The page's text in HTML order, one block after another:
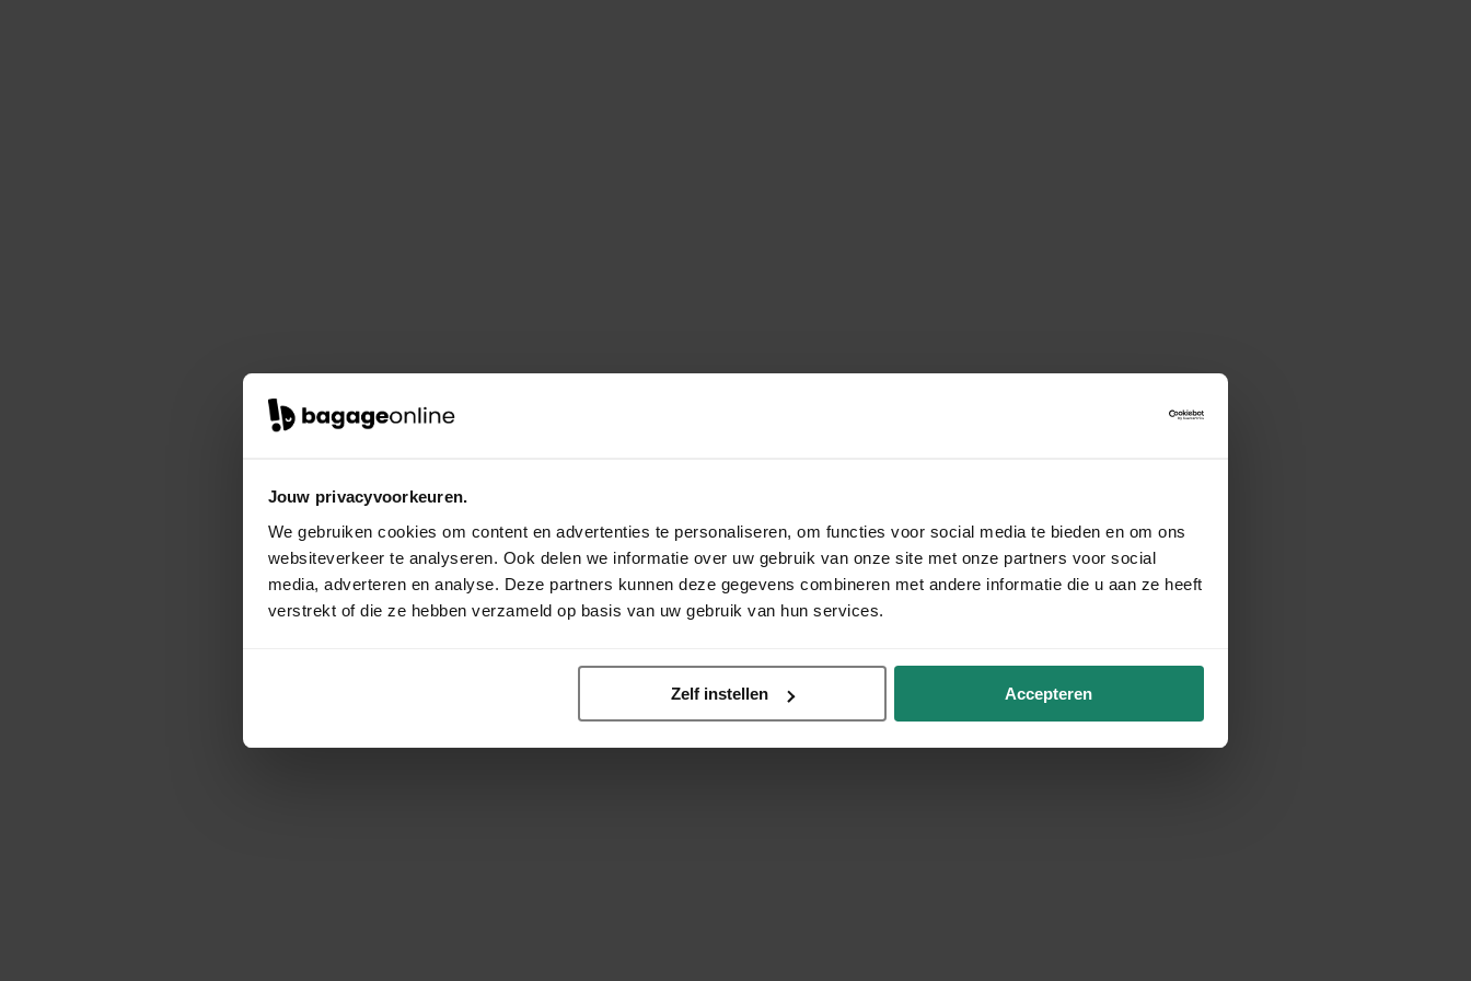
Jouw privacyvoorkeuren.
We gebruiken cookies om content en advertenties te personaliseren, om functies voor social media te bieden en om ons
websiteverkeer te analyseren. Ook delen we informatie over uw gebruik van onze site met onze partners voor social
media, adverteren en analyse. Deze partners kunnen deze gegevens combineren met andere informatie die u aan ze heeft
verstrekt of die ze hebben verzameld op basis van uw gebruik van hun services.
Zelf instellen Accepteren